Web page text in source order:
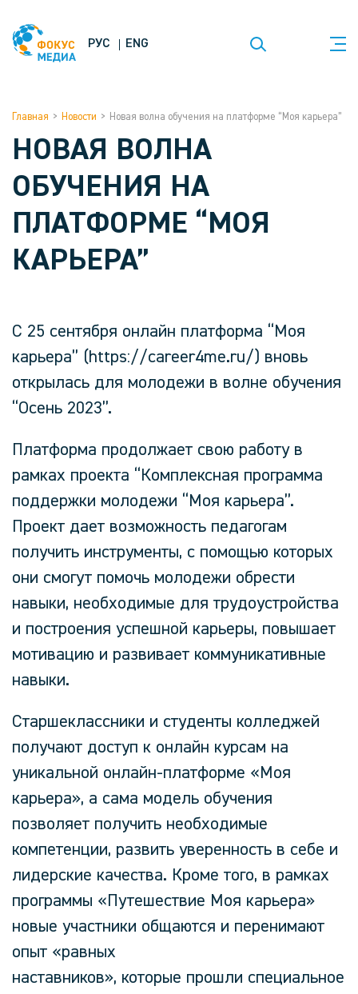
РУС ENG
Главная > Новости > Новая волна обучения на платформе “Моя карьера”
НОВАЯ ВОЛНА
ОБУЧЕНИЯ НА
ПЛАТФОРМЕ “МОЯ
КАРЬЕРА”
С 25 сентября онлайн платформа “Моя
карьера” (https://career4me.ru/) вновь
открылась для молодежи в волне обучения
“Осень 2023”.
Платформа продолжает свою работу в
рамках проекта “Комплексная программа
поддержки молодежи “Моя карьера”.
Проект дает возможность педагогам
получить инструменты, с помощью которых
они смогут помочь молодежи обрести
навыки, необходимые для трудоустройства
и построения успешной карьеры, повышает
мотивацию и развивает коммуникативные
навыки.
Старшеклассники и студенты колледжей
получают доступ к онлайн курсам на
уникальной онлайн-платформе «Моя
карьера», а сама модель обучения
позволяет получить необходимые
компетенции, развить уверенность в себе и
лидерские качества. Кроме того, в рамках
программы «Путешествие Моя карьера»
новые участники общаются и перенимают
опыт «равных
наставников», которые прошли специальное